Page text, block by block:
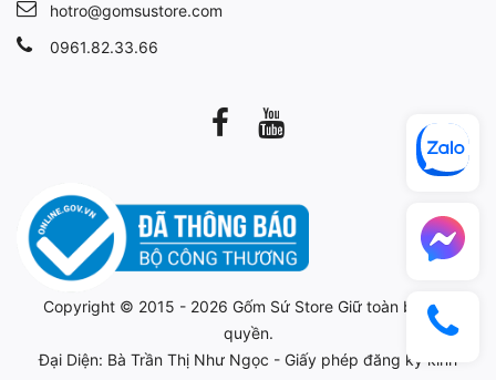
hotro@gomsustore.com
0961.82.33.66
Copyright © 2015 - 2026 Gốm Sứ StoreGiữ toàn bộ bản
quyền.
Đại Diện: Bà Trần Thị Như Ngọc - Giấy phép đăng ký kinh